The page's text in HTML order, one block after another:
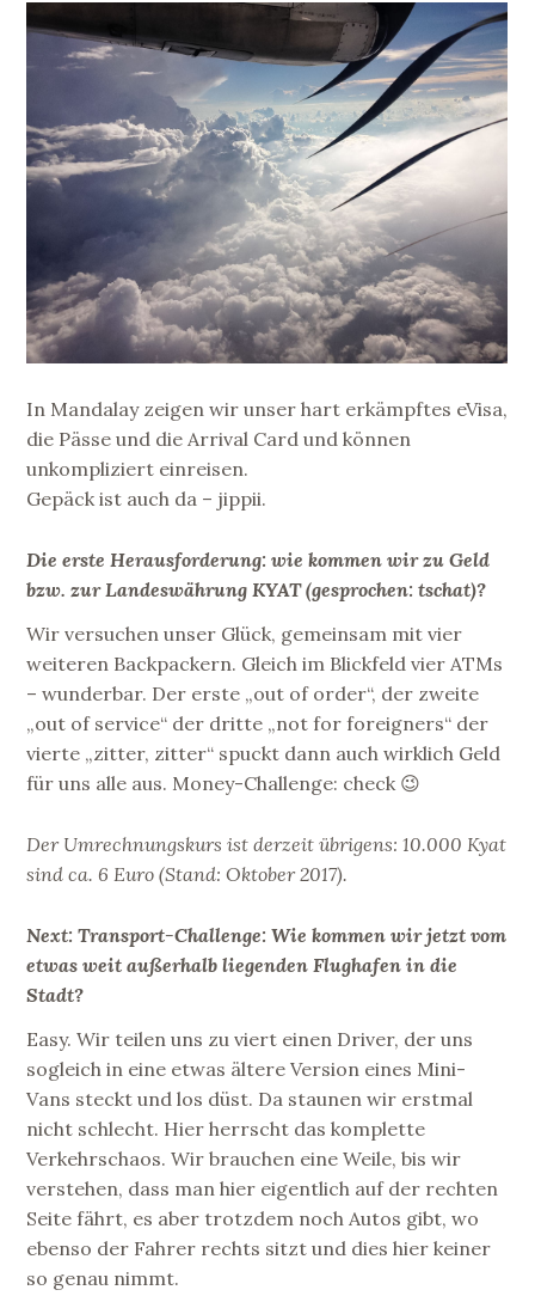
In Mandalay zeigen wir unser hart erkämpftes eVisa,
die Pässe und die Arrival Card und können
unkompliziert einreisen.
Gepäck ist auch da – jippii.
Die erste Herausforderung: wie kommen wir zu Geld
bzw. zur Landeswährung KYAT (gesprochen: tschat)?
Wir versuchen unser Glück, gemeinsam mit vier
weiteren Backpackern. Gleich im Blickfeld vier ATMs
– wunderbar. Der erste „out of order“, der zweite
„out of service“ der dritte „not for foreigners“ der
vierte „zitter, zitter“ spuckt dann auch wirklich Geld
für uns alle aus. Money-Challenge: check 😉
Der Umrechnungskurs ist derzeit übrigens: 10.000 Kyat
sind ca. 6 Euro (Stand: Oktober 2017).
Next: Transport-Challenge: Wie kommen wir jetzt vom
etwas weit außerhalb liegenden Flughafen in die
Stadt?
Easy. Wir teilen uns zu viert einen Driver, der uns
sogleich in eine etwas ältere Version eines Mini-
Vans steckt und los düst. Da staunen wir erstmal
nicht schlecht. Hier herrscht das komplette
Verkehrschaos. Wir brauchen eine Weile, bis wir
verstehen, dass man hier eigentlich auf der rechten
Seite fährt, es aber trotzdem noch Autos gibt, wo
ebenso der Fahrer rechts sitzt und dies hier keiner
so genau nimmt.